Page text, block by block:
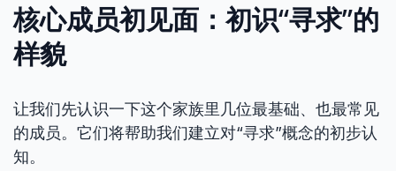
核心成员初见面：初识“寻求”的
样貌
让我们先认识一下这个家族里几位最基础、也最常见
的成员。它们将帮助我们建立对“寻求”概念的初步认
知。